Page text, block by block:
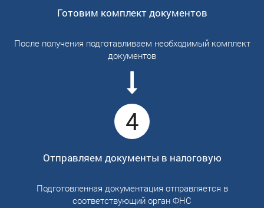
Готовим комплект документов
После получения подготавливаем необходимый комплект
документов
4
Отправляем документы в налоговую
Подготовленная документация отправляется в
соответствующий орган ФНС